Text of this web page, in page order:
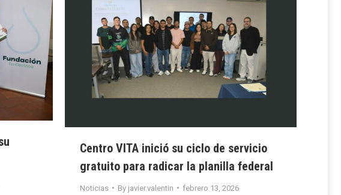
Centro VITA inició su ciclo de servicio
gratuito para radicar la planilla federal
Noticias By javier.valentin febrero 13, 2026